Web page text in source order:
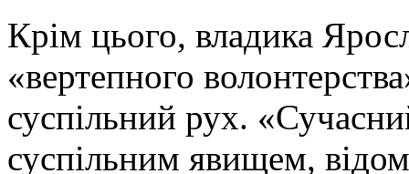
Крім цього, владика
«вертепного
суспільний рух.
суспільним явищем,